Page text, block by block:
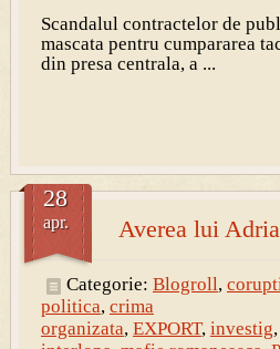
Scandalul contractelor de
mascata pentru cumpararea
din presa centrala, a ...
Averea lui
28
apr.
Categorie: Blogroll,
politica, crima
organizata, EXPORT, investig,